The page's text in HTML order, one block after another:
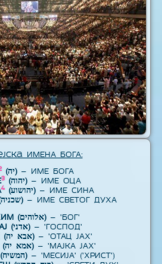
ИМЕНА БОГА:
(יה)– ИМЕ БОГА
3 (יהוה)– ИМЕ ОЦА
4 (יהושוע)– ИМЕ СИНА
(שכניה)– ИМЕ СВЕТОГ ДУХА
ЕЛОХИМ (אלוהים)– 'БОГ'
АДОНАЈ (אדני)– 'ГОСПОД'
АБА ЈАХ (אבא יה)– 'ОТАЦ ЈАХ'
ИМА ЈАХ (אמא יה)– 'МАЈКА ЈАХ'
ХА МАШИАХ (המשיח)– 'МЕСИЈА' ('ХРИСТ')